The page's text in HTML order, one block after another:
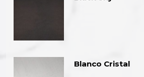
Blanco Cristal